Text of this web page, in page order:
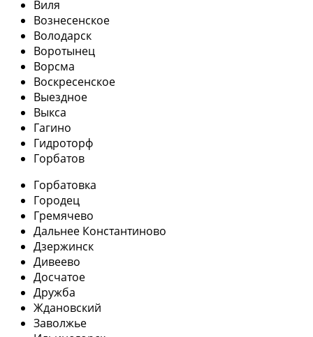
Виля
Вознесенское
Володарск
Воротынец
Ворсма
Воскресенское
Выездное
Выкса
Гагино
Гидроторф
Горбатов
Горбатовка
Городец
Гремячево
Дальнее Константиново
Дзержинск
Дивеево
Досчатое
Дружба
Ждановский
Заволжье